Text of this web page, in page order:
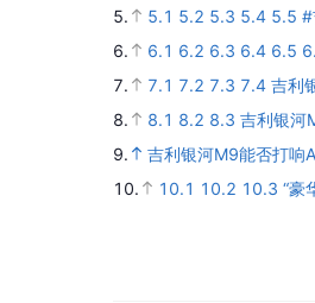
5.
5.1 5.2 5.3 5.4 5.5 #
6.
6.1 6.2 6.3 6.4 6.5
7.
7.1 7.2 7.3 7.4 吉利
8.
8.1 8.2 8.3 吉利银河
9.
吉利银河M9能否打响
10.
10.1 10.2 10.3 “豪